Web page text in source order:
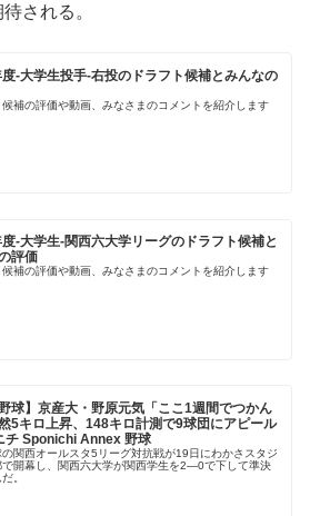
される。
-大学生投手-右投のドラフト候補とみんなの
候補の評価や動画、みなさまのコメントを紹介します
-大学生-関西六大学リーグのドラフト候補と
評価
候補の評価や動画、みなさまのコメントを紹介します
野球】京産大・野原元気「ここ1週間でつかん
5キロ上昇、148キロ計測で9球団にアピール
チ Sponichi Annex 野球
関西オールスタ5リーグ対抗戦が19日にわかさスタジ
で開幕し、関西六大学が関西学生を2―0で下して準決
。